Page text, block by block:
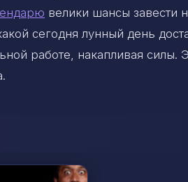
велики шансы завести
сегодня лунный день
работе, накапливая силы.